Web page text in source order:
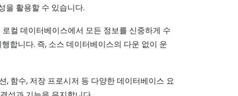
을 활용할 수 있습니다.
컬 데이터베이스에서 모든 정보를 신중하게 수
합니다. 즉, 소스 데이터베이스의 다운 없이 운
, 함수, 저장 프로시저 등 다양한 데이터베이스 요